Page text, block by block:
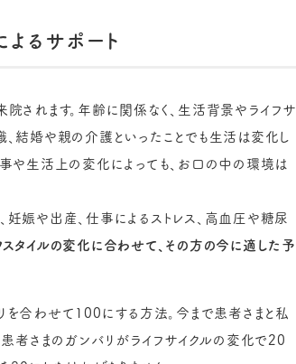
よるサポート
されます。年齢に関係なく、生活背景やライフサ
、結婚や親の介護といったことでも生活は変化し
や生活上の変化によっても、お口の中の環境は
娠や出産、仕事によるストレス、高血圧や糖尿
スタイルの変化に合わせて、その方の今に適した予
を合わせて100にする方法。今まで患者さまと私
者さまのガンバリがライフサイクルの変化で20